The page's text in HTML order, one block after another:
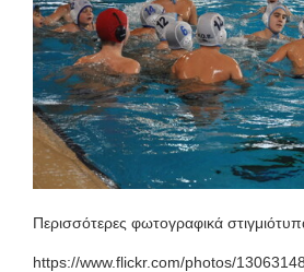
Περισσότερες φωτογραφικά
https://www.flickr.com/photos/